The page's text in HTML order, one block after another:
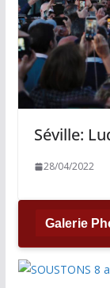
Séville:
28/04/2022
Galerie